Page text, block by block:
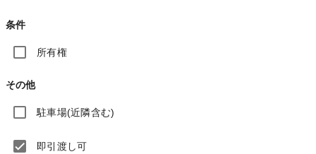
条件
所有権
その他
駐車場(近隣含む)
即引渡し可